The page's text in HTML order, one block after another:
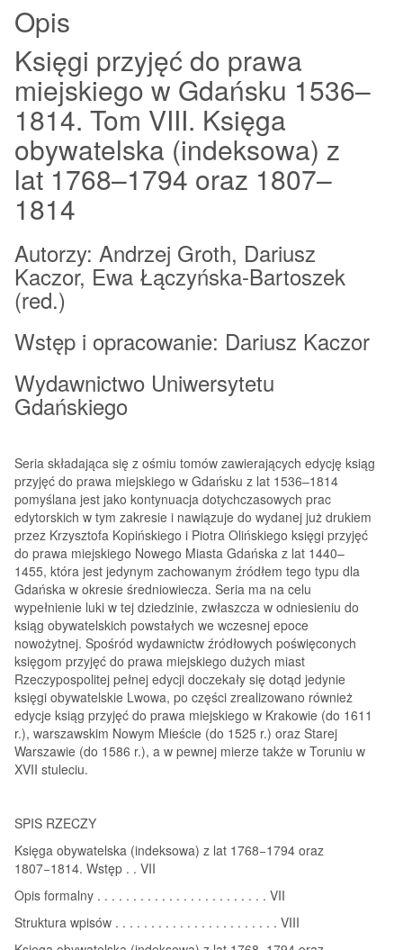
Opis
Księgi przyjęć do prawa
miejskiego w Gdańsku 1536–
1814. Tom VIII. Księga
obywatelska (indeksowa) z
lat 1768–1794 oraz 1807–
1814
Autorzy: Andrzej Groth, Dariusz
Kaczor, Ewa Łączyńska-Bartoszek
(red.)
Wstęp i opracowanie: Dariusz Kaczor
Wydawnictwo Uniwersytetu
Gdańskiego
Seria składająca się z ośmiu tomów zawierających edycję ksiąg
przyjęć do prawa miejskiego w Gdańsku z lat 1536–1814
pomyślana jest jako kontynuacja dotychczasowych prac
edytorskich w tym zakresie i nawiązuje do wydanej już drukiem
przez Krzysztofa Kopińskiego i Piotra Olińskiego księgi przyjęć
do prawa miejskiego Nowego Miasta Gdańska z lat 1440–
1455, która jest jedynym zachowanym źródłem tego typu dla
Gdańska w okresie średniowiecza. Seria ma na celu
wypełnienie luki w tej dziedzinie, zwłaszcza w odniesieniu do
ksiąg obywatelskich powstałych we wczesnej epoce
nowożytnej. Spośród wydawnictw źródłowych poświęconych
księgom przyjęć do prawa miejskiego dużych miast
Rzeczypospolitej pełnej edycji doczekały się dotąd jedynie
księgi obywatelskie Lwowa, po części zrealizowano również
edycje ksiąg przyjęć do prawa miejskiego w Krakowie (do 1611
r.), warszawskim Nowym Mieście (do 1525 r.) oraz Starej
Warszawie (do 1586 r.), a w pewnej mierze także w Toruniu w
XVII stuleciu.
SPIS RZECZY
Księga obywatelska (indeksowa) z lat 1768−1794 oraz
1807−1814. Wstęp . . VII
Opis formalny . . . . . . . . . . . . . . . . . . . . . . . . VII
Struktura wpisów . . . . . . . . . . . . . . . . . . . . . . . VIII